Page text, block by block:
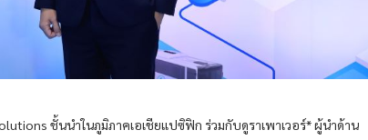
ชั้นนำในภูมิภาคเอเชียแปซิฟิก ร่วมกับดูราเพาเวอร์* ผู้นำด้าน